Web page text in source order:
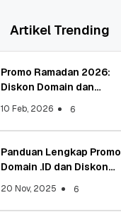
Artikel Trending
Promo Ramadan 2026:
Diskon Domain dan
10 Feb, 2026 6
Panduan Lengkap Promo
Domain .ID dan Diskon
20 Nov, 2025 6